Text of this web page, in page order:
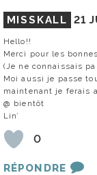
MISSKALL 21
Hello!!
Merci pour les
(Je ne connaissais
Moi aussi je passe
maintenant je ferais
@ bientôt
Lin’
0
RÉPONDRE